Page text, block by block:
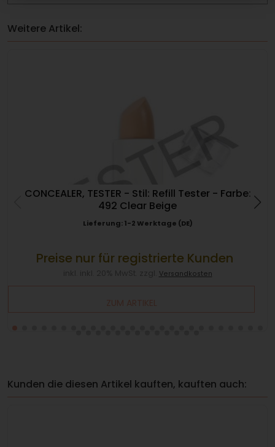
Weitere Artikel:
CONCEALER, TESTER - Stil: Refill Tester - Farbe:
492 Clear Beige
Lieferung: 1-2 Werktage (DE)
Preise nur für registrierte Kunden
Versandkosten
ZUM ARTIKEL
Kunden die diesen Artikel kauften, kauften auch: